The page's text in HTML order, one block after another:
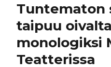
Tuntematon
taipuu
monologiksi
Teatterissa